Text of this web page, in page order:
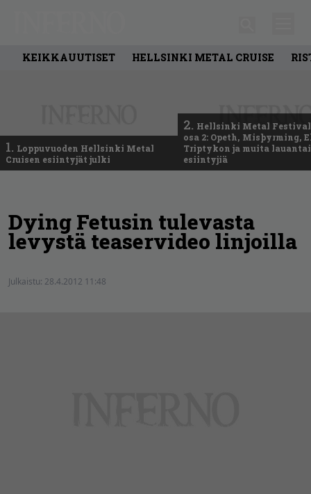
KEIKKAUUTISET HELLSINKI METAL CRUISE
1. Loppuvuoden Hellsinki Metal
Cruisen esiintyjät julki
2. Hellsinki Metal
osa 2: Opeth, Misþyrming,
Triptykon ja muita
esiintyjiä
Dying Fetusin tulevasta
levystä teaservideo linjoilla
Julkaistu: 28.4.2012 11:48